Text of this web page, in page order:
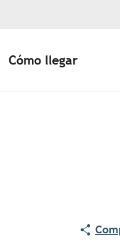
Cómo llegar